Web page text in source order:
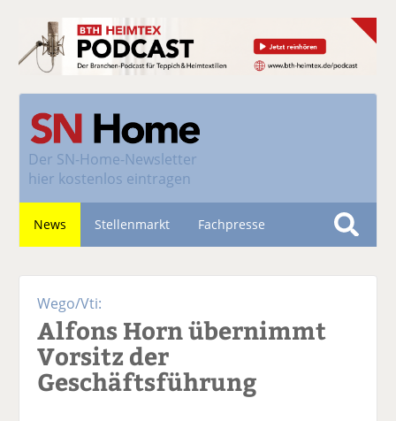
Der SN-Home-Newsletter
hier kostenlos eintragen
News Stellenmarkt Fachpresse
S
Wego/Vti:
Alfons Horn übernimmt
Vorsitz der
Geschäftsführung